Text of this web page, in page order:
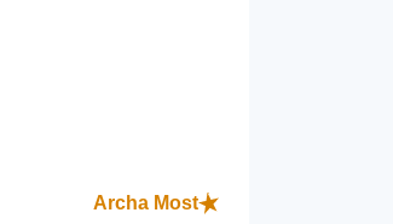
Archa Most